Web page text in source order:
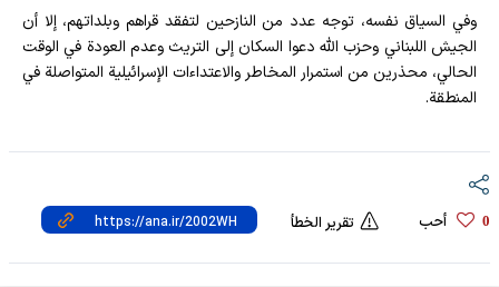
وفي السياق نفسه، توجه عدد من النازحين لتفقد قراهم وبلداتهم، إلا أن
الجيش اللبناني وحزب الله دعوا السكان إلى التريث وعدم العودة في الوقت
الحالي، محذرين من استمرار المخاطر والاعتداءات الإسرائيلية المتواصلة في
المنطقة.
0 أحب تقرير الخطأ